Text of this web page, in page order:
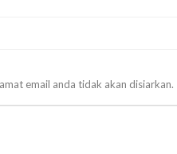
email anda tidak akan disiarkan.